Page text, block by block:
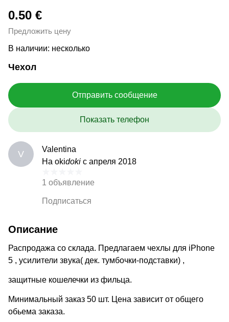
0.50 €
Предложить цену
В наличии: несколько
Чехол
Отправить сообщение
Показать телефон
V
Valentina
На okidoki с апреля 2018
1 объявление
Подписаться
Описание
Распродажа со склада. Предлагаем чехлы для iPhone
5 , усилители звука( дек. тумбочки-подставки) ,
защитные кошелечки из фильца.
Минимальный заказ 50 шт. Цена зависит от общего
обьема заказа.